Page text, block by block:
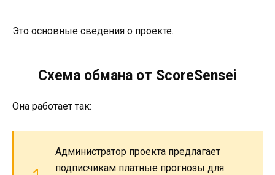
Это основные сведения о проекте.
Схема обмана от ScoreSensei
Она работает так:
Администратор проекта предлагает
подписчикам платные прогнозы для